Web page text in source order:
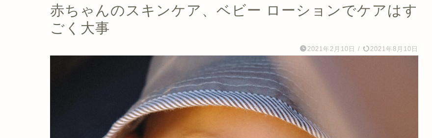
赤ちゃんのスキンケア、ベビー ローションでケアはす
ごく大事
2021年2月10日 / 2021年8月10日